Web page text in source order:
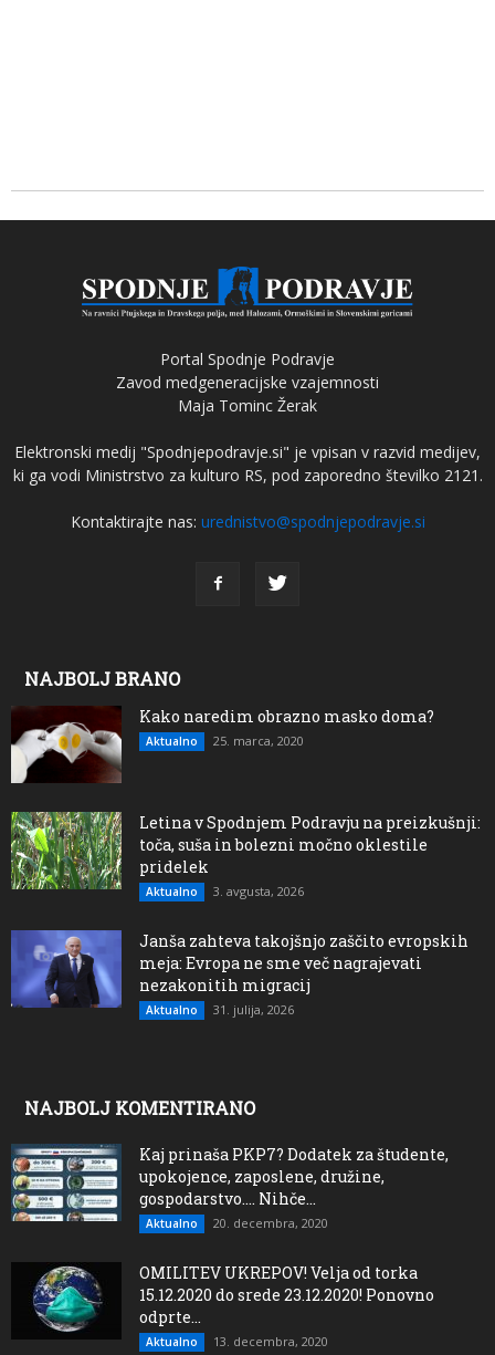
Portal Spodnje Podravje
Zavod medgeneracijske vzajemnosti
Maja Tominc Žerak
Elektronski medij "Spodnjepodravje.si" je vpisan v razvid medijev,
ki ga vodi Ministrstvo za kulturo RS, pod zaporedno številko 2121.
Kontaktirajte nas: urednistvo@spodnjepodravje.si
NAJBOLJ BRANO
Kako naredim obrazno masko doma?
Aktualno 25. marca, 2020
Letina v Spodnjem Podravju na preizkušnji:
toča, suša in bolezni močno oklestile
pridelek
Aktualno 3. avgusta, 2026
Janša zahteva takojšnjo zaščito evropskih
meja: Evropa ne sme več nagrajevati
nezakonitih migracij
Aktualno 31. julija, 2026
NAJBOLJ KOMENTIRANO
Kaj prinaša PKP7? Dodatek za študente,
upokojence, zaposlene, družine,
gospodarstvo…. Nihče...
Aktualno 20. decembra, 2020
OMILITEV UKREPOV! Velja od torka
15.12.2020 do srede 23.12.2020! Ponovno
odprte...
Aktualno 13. decembra, 2020